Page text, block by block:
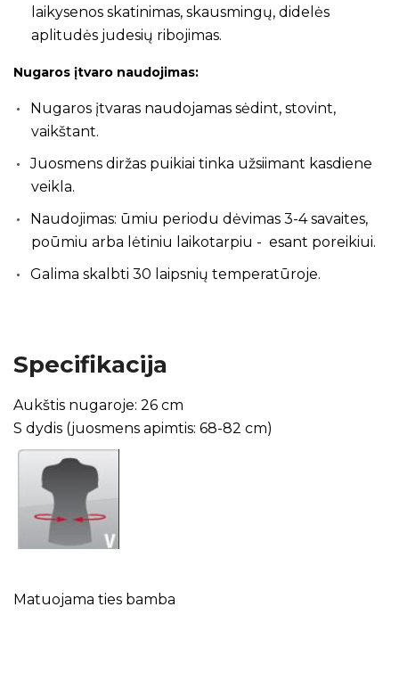
laikysenos skatinimas, skausmingų, didelės
aplitudės judesių ribojimas.
Nugaros įtvaro naudojimas:
Nugaros įtvaras naudojamas sėdint, stovint,
vaikštant.
Juosmens diržas puikiai tinka užsiimant kasdiene
veikla.
Naudojimas: ūmiu periodu dėvimas 3-4 savaites,
poūmiu arba lėtiniu laikotarpiu - esant poreikiui.
Galima skalbti 30 laipsnių temperatūroje.
Specifikacija
Aukštis nugaroje: 26 cm
S dydis (juosmens apimtis: 68-82 cm)
Matuojama ties bamba